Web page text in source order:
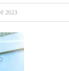
2023